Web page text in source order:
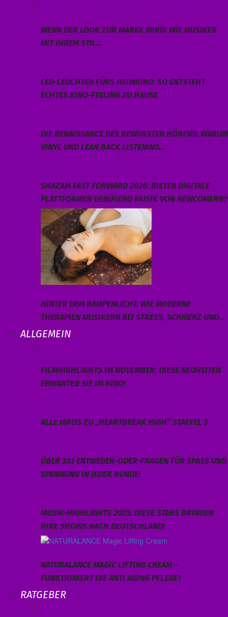
WENN DER LOOK ZUR MARKE WIRD: WIE MUSIKER
MIT IHREM STIL…
LED-LEUCHTEN FÜRS HEIMKINO: SO ENTSTEHT
ECHTES KINO-FEELING ZU HAUSE
DIE RENAISSANCE DES BEWUSSTEN HÖRENS: WARUM
VINYL UND LEAN BACK LISTENING…
SHAZAM FAST FORWARD 2026: BIETEN DIGITALE
PLATTFORMEN GENÜGEND MUSIK VON NEWCOMERN?
HINTER DEM RAMPENLICHT: WIE MODERNE
THERAPIEN MUSIKERN BEI STRESS, SCHMERZ UND…
ALLGEMEIN
FILMHIGHLIGHTS IM NOVEMBER: DIESE NEUHEITEN
ERWARTEN SIE IM KINO!
ALLE INFOS ZU „HEARTBREAK HIGH“ STAFFEL 3
ÜBER 333 ENTWEDER-ODER-FRAGEN FÜR SPASS UND S
PANNUNG IN JEDER RUNDE!
MUSIK-HIGHLIGHTS 2025: DIESE STARS BRINGEN
IHRE SHOWS NACH DEUTSCHLAND!
NATURALANCE MAGIC LIFTING CREAM –
FUNKTIONIERT DIE ANTI AGING PFLEGE?
RATGEBER